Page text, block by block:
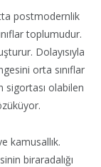
postmodernlik
toplumudur.
Dolayısıyla
orta sınıflar
olabilen
kamusallık.
biraradalığı